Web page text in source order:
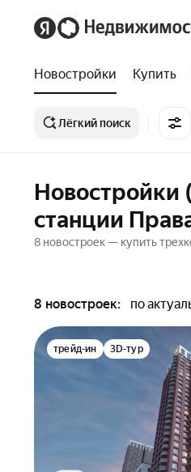
Новостройки Купить
Лёгкий поиск
Новостройки
станции
8 новостроек — купить
8 новостроек: по
трейд-ин 3D-тур